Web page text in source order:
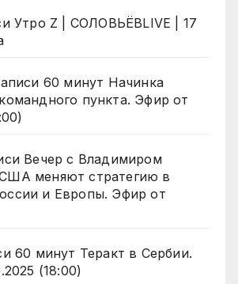
Утро Z | СОЛОВЬЁВLIVE | 17
60 минут Начинка
пункта. Эфир от
Вечер с Владимиром
меняют стратегию в
и Европы. Эфир от
60 минут Теракт в Сербии.
(18:00)